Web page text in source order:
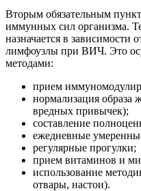
Вторым обязательным
иммунных сил организма.
назначается в зависимости
лимфоузлы при ВИЧ. Это
методами:
прием
нормализация образа
вредных привычек);
составление
ежедневные
регулярные прогулки;
прием витаминов и
использование
отвары, настои).